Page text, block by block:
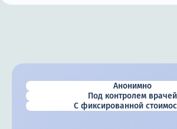
Анонимно
Под контролем врачей
С фиксированной